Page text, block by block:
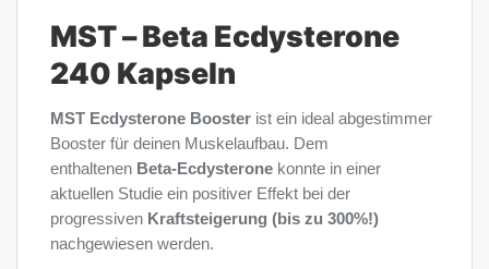
MST – Beta Ecdysterone
240 Kapseln
MST Ecdysterone Booster ist ein ideal abgestimmer
Booster für deinen Muskelaufbau. Dem
enthaltenen Beta-Ecdysterone konnte in einer
aktuellen Studie ein positiver Effekt bei der
progressiven Kraftsteigerung (bis zu 300%!)
nachgewiesen werden.